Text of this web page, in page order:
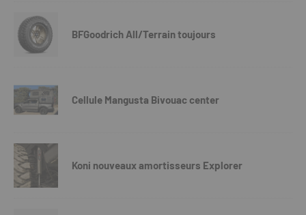
BFGoodrich All/Terrain toujours
Cellule Mangusta Bivouac center
Koni nouveaux amortisseurs Explorer